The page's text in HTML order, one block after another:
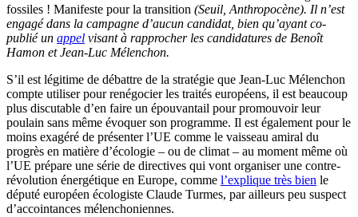
fossiles ! Manifeste pour la transition (Seuil, Anthropocène). Il n’est
engagé dans la campagne d’aucun candidat, bien qu’ayant co-
publié un appel visant à rapprocher les candidatures de Benoît
Hamon et Jean-Luc Mélenchon.
S’il est légitime de débattre de la stratégie que Jean-Luc Mélenchon
compte utiliser pour renégocier les traités européens, il est beaucoup
plus discutable d’en faire un épouvantail pour promouvoir leur
poulain sans même évoquer son programme. Il est également pour le
moins exagéré de présenter l’UE comme le vaisseau amiral du
progrès en matière d’écologie – ou de climat – au moment même où
l’UE prépare une série de directives qui vont organiser une contre-
révolution énergétique en Europe, comme l’explique très bien le
député européen écologiste Claude Turmes, par ailleurs peu suspect
d’accointances mélenchoniennes.